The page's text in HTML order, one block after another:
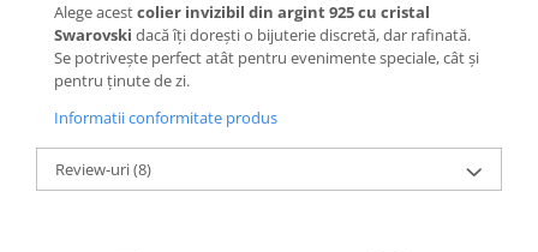
Alege acestcolier invizibil din argint 925 cu cristal
Swarovski dacă îți dorești o bijuterie discretă, dar rafinată.
Se potrivește perfect atât pentru evenimente speciale, cât și
pentru ținute de zi.
Informatii conformitate produs
Review-uri(8)